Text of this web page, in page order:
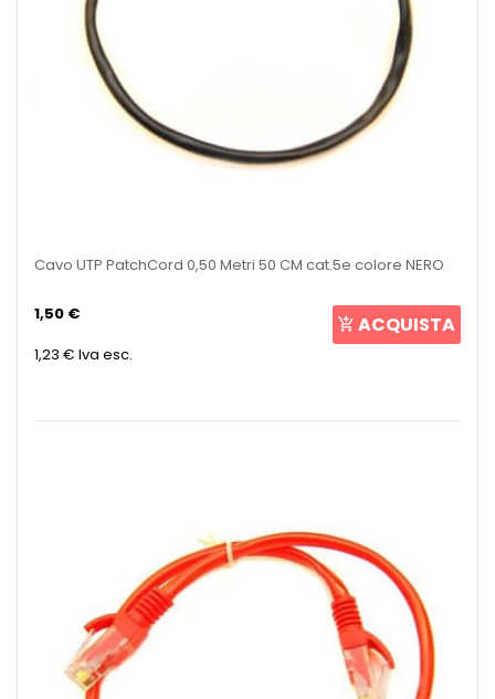
Cavo UTP PatchCord 0,50 Metri 50 CM cat.5e colore NERO
1,50 €
1,23 € Iva esc.
ACQUISTA